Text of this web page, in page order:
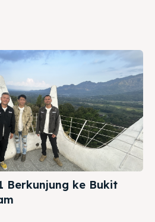
Berkunjung ke Bukit